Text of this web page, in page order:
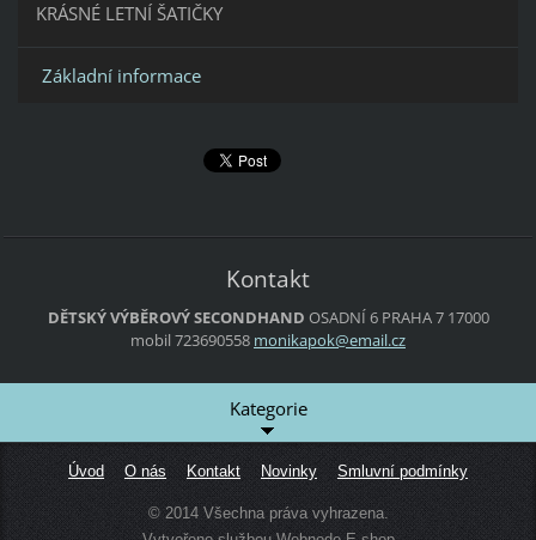
KRÁSNÉ LETNÍ ŠATIČKY
Základní informace
Kontakt
DĚTSKÝ VÝBĚROVÝ SECONDHAND OSADNÍ 6PRAHA 717000
mobil 723690558 monikapok@email.cz
Kategorie
Úvod O nás Kontakt Novinky Smluvní podmínky
© 2014 Všechna práva vyhrazena.